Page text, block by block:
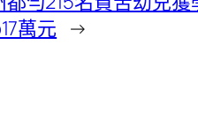
萬元 →